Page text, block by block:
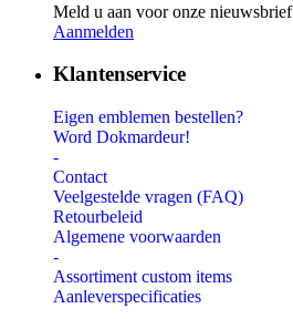
Meld u aan voor onze nieuwsbrief
Aanmelden
Klantenservice
Eigen emblemen bestellen?
Word Dokmardeur!
-
Contact
Veelgestelde vragen (FAQ)
Retourbeleid
Algemene voorwaarden
-
Assortiment custom items
Aanleverspecificaties